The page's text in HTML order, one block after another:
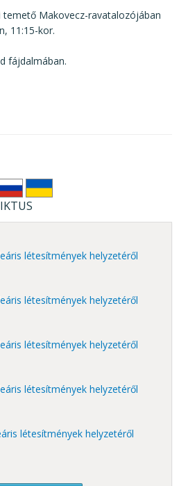
temető Makovecz-ravatalozójában
11:15-kor.
fájdalmában.
létesítmények helyzetéről
létesítmények helyzetéről
létesítmények helyzetéről
létesítmények helyzetéről
létesítmények helyzetéről